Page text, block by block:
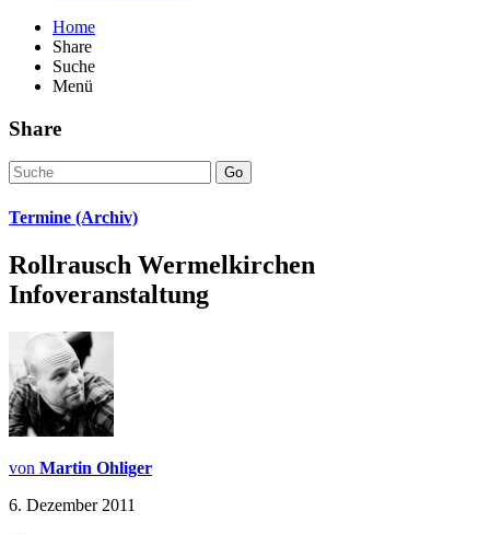
Home
Share
Suche
Menü
Share
Go
Termine (Archiv)
Rollrausch Wermelkirchen
Infoveranstaltung
von Martin Ohliger
6. Dezember 2011